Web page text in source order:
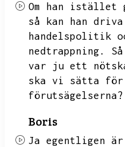
Om han
så kan han driva
handelspolitik
nedtrappning.
var ju ett
ska vi sätta för
förutsägelserna?
Boris
Ja egentligen